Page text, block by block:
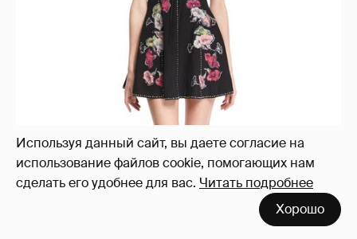
Используя данный сайт, вы даете согласие на
использование файлов cookie, помогающих нам
сделать его удобнее для вас. Читать подробнее
Хорошо